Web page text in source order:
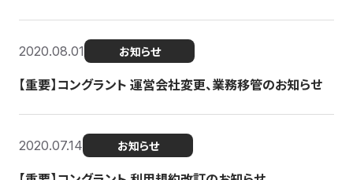
2020.08.01 お知らせ
【重要】コングラント 運営会社変更、業務移管のお知らせ
2020.07.14 お知らせ